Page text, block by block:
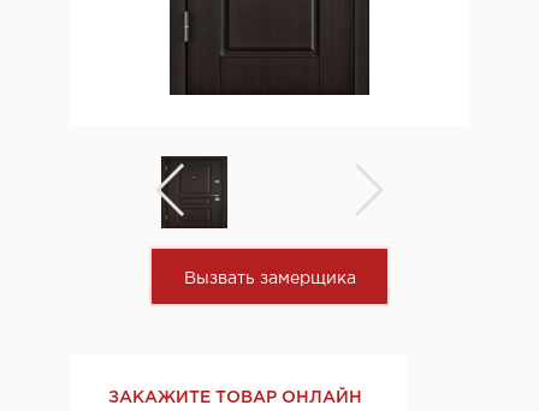
Вызвать замерщика
ЗАКАЖИТЕ ТОВАР ОНЛАЙН